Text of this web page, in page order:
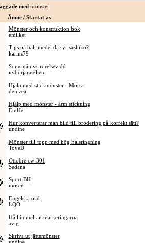
med mönster
Ämne / Startat av
Mönster och konstruktion bok
emilket
Tips på hälpmedel då syr sashiko?
karins79
Sömsmån vs rörelsevidd
nybörjarateljen
Hjälp med stickmönster - Mössa
denizea
Hjälp med mönster - ärm stickning
EmHe
Hur konverterar man bild till brodering på korrekt sätt?
undine
Mönster till topp med hög halsringning
ToveD
Ottobre cw 301
Sedana
Sport-BH
mosen
Engelska ord
LQO
Håll in mellan markeringarna
avig
Skriva ut jättemönster